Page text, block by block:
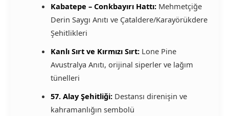
Kabatepe – Conkbayırı Hattı:Mehmetçiğe
Derin Saygı Anıtı ve Çataldere/Karayörükdere
Şehitlikleri
Kanlı Sırt ve Kırmızı Sırt:Lone Pine
Avustralya Anıtı, orijinal siperler ve lağım
tünelleri
57. Alay Şehitliği:Destansı direnişin ve
kahramanlığın sembolü